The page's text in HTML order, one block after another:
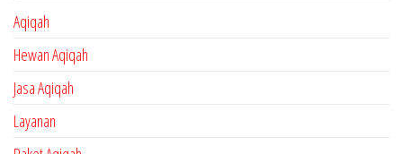
Aqiqah
Hewan Aqiqah
Jasa Aqiqah
Layanan